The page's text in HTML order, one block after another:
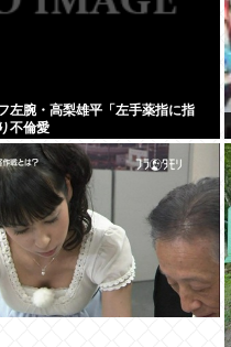
左腕・高梨雄平「左手薬指に指
不倫愛